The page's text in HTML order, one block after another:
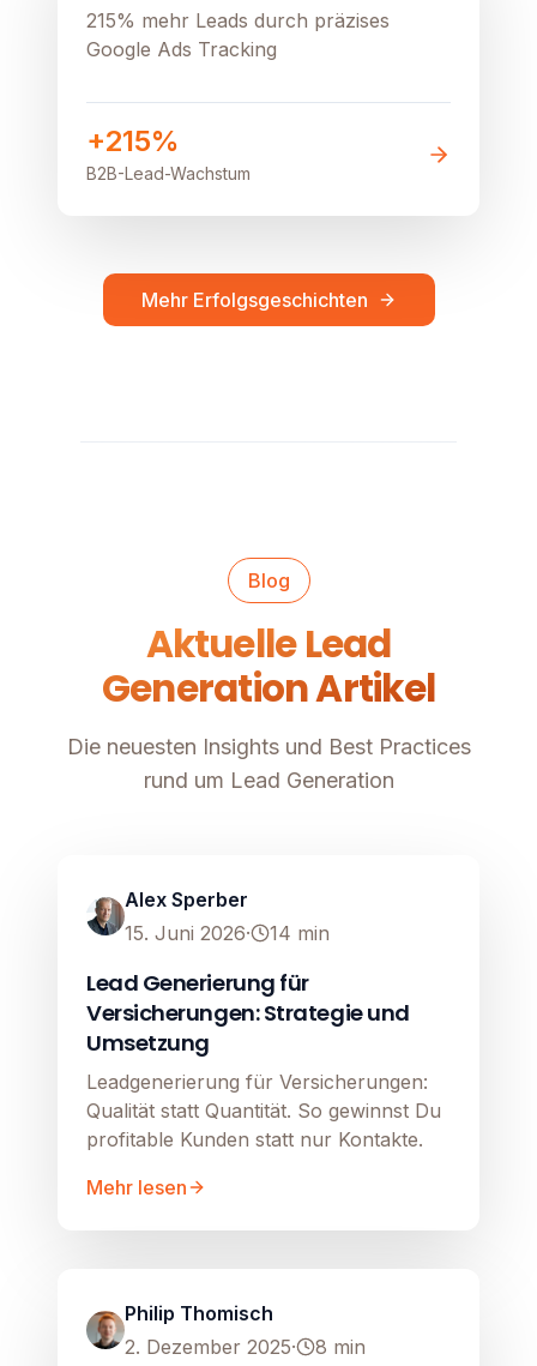
215% mehr Leads durch präzises
Google Ads Tracking
+215%
B2B-Lead-Wachstum
Mehr Erfolgsgeschichten
Blog
Aktuelle Lead
Generation Artikel
Die neuesten Insights und Best Practices
rund um Lead Generation
Alex Sperber
15. Juni 2026· 14 min
Lead Generierung für
Versicherungen: Strategie und
Umsetzung
Leadgenerierung für Versicherungen:
Qualität statt Quantität. So gewinnst Du
profitable Kunden statt nur Kontakte.
Mehr lesen
Philip Thomisch
2. Dezember 2025· 8 min